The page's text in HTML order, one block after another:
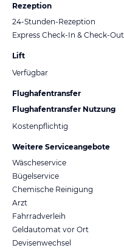
Rezeption
24-Stunden-Rezeption
Express Check-In & Check-Out
Lift
Verfügbar
Flughafentransfer
Flughafentransfer Nutzung
Kostenpflichtig
Weitere Serviceangebote
Wäscheservice
Bügelservice
Chemische Reinigung
Arzt
Fahrradverleih
Geldautomat vor Ort
Devisenwechsel